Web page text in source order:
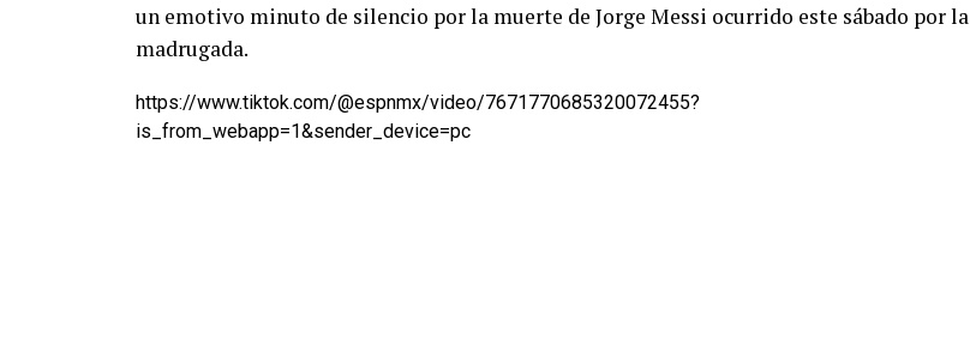
un emotivo minuto de silencio por la muerte de Jorge Messi ocurrido este sábado por la
madrugada.
https://www.tiktok.com/@espnmx/video/7671770685320072455?
is_from_webapp=1&sender_device=pc